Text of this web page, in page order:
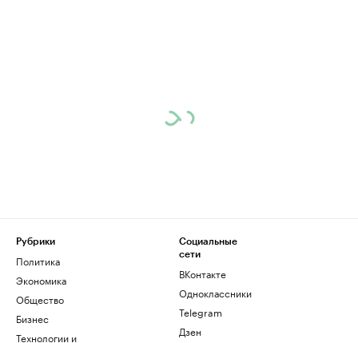
Рубрики
Политика
Экономика
Общество
Бизнес
Технологии и
Социальные
сети
ВКонтакте
Одноклассники
Telegram
Дзен